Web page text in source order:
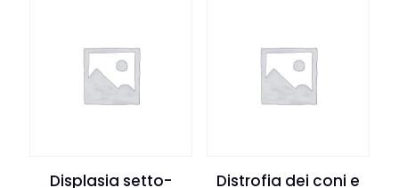
Displasia setto-
Distrofia dei coni e